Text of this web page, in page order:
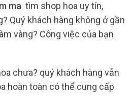
ma tìm shop hoa uy tín,
Quý khách hàng không ở gần
vàng? Công việc của bạn
chưa? quý khách hàng vẫn
hoàn toàn có thể cung cấp